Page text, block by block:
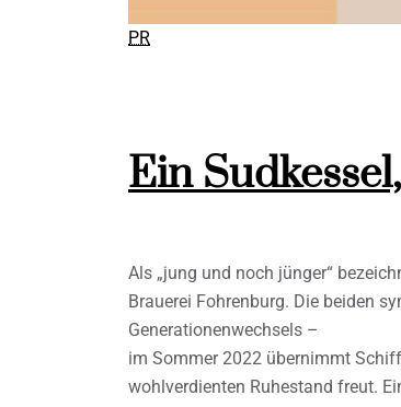
PR
Ein
Als „jung und noch jünger“
Brauerei Fohrenburg. Die beiden
Generationenwechsels –
im Sommer 2022 übernimmt
wohlverdienten Ruhestand freut.